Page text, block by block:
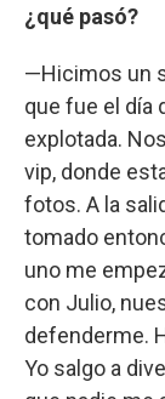
¿qué pasó?
—Hicimos un
que fue el día
explotada.
vip, donde
fotos. A la
tomado
uno me
con Julio,
defenderme.
Yo salgo a